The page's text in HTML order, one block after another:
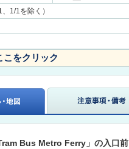
1/1を除く）
をクリック
Bus Metro Ferry」の入口前